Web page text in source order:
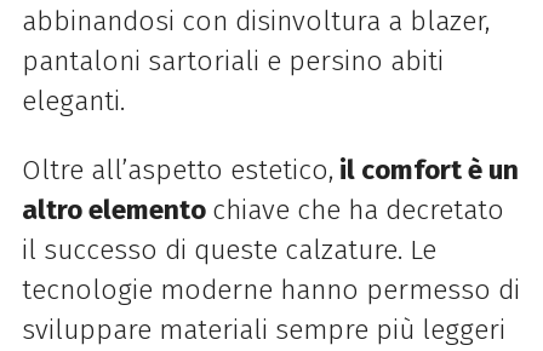
abbinandosi con disinvoltura a blazer,
pantaloni sartoriali e persino abiti
eleganti.
Oltre all’aspetto estetico, il comfort è un
altro elemento chiave che ha decretato
il successo di queste calzature. Le
tecnologie moderne hanno permesso di
sviluppare materiali sempre più leggeri